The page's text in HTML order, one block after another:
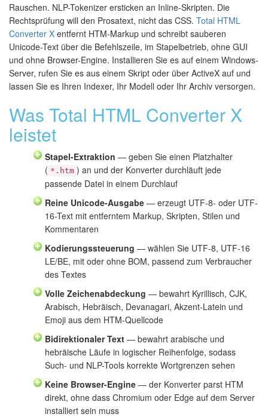
Rauschen. NLP-Tokenizer ersticken an Inline-Skripten. Die
Rechtsprüfung will den Prosatext, nicht das CSS. Total HTML
Converter X entfernt HTM-Markup und schreibt sauberen
Unicode-Text über die Befehlszeile, im Stapelbetrieb, ohne GUI
und ohne Browser-Engine. Installieren Sie es auf einem Windows-
Server, rufen Sie es aus einem Skript oder über ActiveX auf und
lassen Sie es Ihren Indexer, Ihr Modell oder Ihr Archiv versorgen.
Was Total HTML Converter X
leistet
Stapel-Extraktion — geben Sie einen Platzhalter
( *.htm ) an und der Konverter durchläuft jede
passende Datei in einem Durchlauf
Reine Unicode-Ausgabe — erzeugt UTF-8- oder UTF-
16-Text mit entferntem Markup, Skripten, Stilen und
Kommentaren
Kodierungssteuerung — wählen Sie UTF-8, UTF-16
LE/BE, mit oder ohne BOM, passend zum Verbraucher
des Textes
Volle Zeichenabdeckung — bewahrt Kyrillisch, CJK,
Arabisch, Hebräisch, Devanagari, Akzent-Latein und
Emoji aus dem HTM-Quellcode
Bidirektionaler Text — bewahrt arabische und
hebräische Läufe in logischer Reihenfolge, sodass
Such- und NLP-Tools korrekte Wortgrenzen sehen
Keine Browser-Engine — der Konverter parst HTM
direkt, ohne dass Chromium oder Edge auf dem Server
installiert sein muss